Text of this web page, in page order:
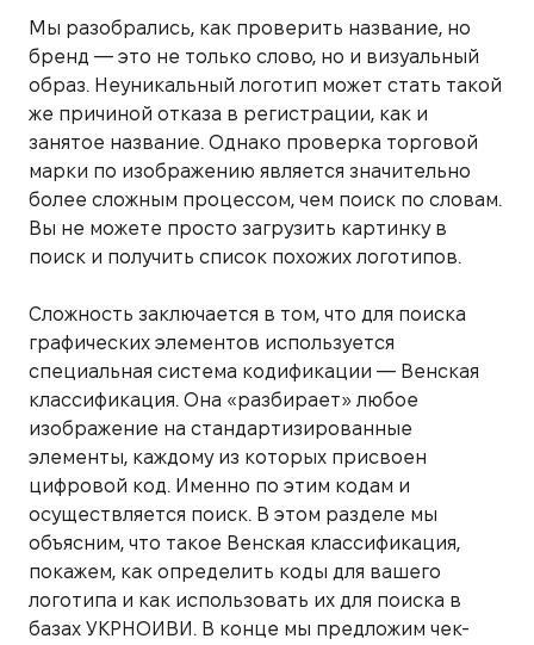
Мы разобрались, как проверить название, но
бренд — это не только слово, но и визуальный
образ. Неуникальный логотип может стать такой
же причиной отказа в регистрации, как и
занятое название. Однако проверка торговой
марки по изображению является значительно
более сложным процессом, чем поиск по словам.
Вы не можете просто загрузить картинку в
поиск и получить список похожих логотипов.
Сложность заключается в том, что для поиска
графических элементов используется
специальная система кодификации — Венская
классификация. Она «разбирает» любое
изображение на стандартизированные
элементы, каждому из которых присвоен
цифровой код. Именно по этим кодам и
осуществляется поиск. В этом разделе мы
объясним, что такое Венская классификация,
покажем, как определить коды для вашего
логотипа и как использовать их для поиска в
базах УКРНОИВИ. В конце мы предложим чек-